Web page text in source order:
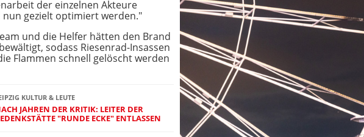
der einzelnen Akteure
gezielt optimiert werden."
und die Helfer hätten den Brand
sodass Riesenrad-Insassen
Flammen schnell gelöscht werden
KULTUR & LEUTE
JAHREN DER KRITIK: LEITER DER
"RUNDE ECKE" ENTLASSEN